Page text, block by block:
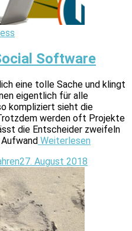
Software
eine tolle Sache und klingt
eigentlich für alle
kompliziert sieht die
werden oft Projekte
die Entscheider zweifeln
Weiterlesen
27. August 2018